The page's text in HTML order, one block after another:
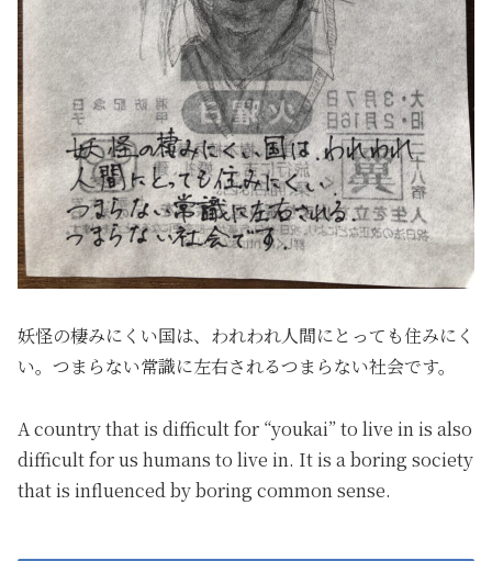
妖怪の棲みにくい国は、われわれ人間にとっても住みにく
い。つまらない常識に左右されるつまらない社会です。
A country that is difficult for “youkai” to live in is also
difficult for us humans to live in. It is a boring society
that is influenced by boring common sense.